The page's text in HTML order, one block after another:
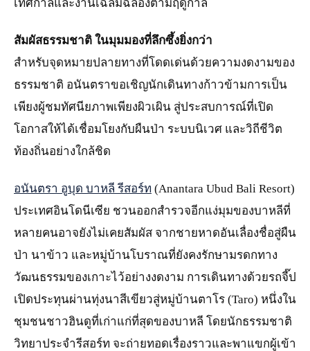
เทศกาลและงานเฉลิมฉลองตามฤดูกาล
สัมผัสธรรมชาติ ในมุมมองที่ลึกซึ้งยิ่งกว่า
สำหรับจุดหมายปลายทางที่โดดเด่นด้วยความงดงามของ
ธรรมชาติ อนันตราขอเชิญนักเดินทางก้าวข้ามการเป็น
เพียงผู้ชมทัศนียภาพเพียงผิวเผิน สู่ประสบการณ์ที่เปิด
โอกาสให้ได้เชื่อมโยงกับผืนป่า ระบบนิเวศ และวิถีชีวิต
ท้องถิ่นอย่างใกล้ชิด
อนันตรา อูบุด บาหลี รีสอร์ท (Anantara Ubud Bali Resort)
ประเทศอินโดนีเซีย ชวนออกสำรวจอีกแง่มุมของบาหลีที่
หลายคนอาจยังไม่เคยสัมผัส จากชายหาดอันเลื่องชื่อสู่ผืน
ป่า นาข้าว และหมู่บ้านโบราณที่ยังคงรักษามรดกทาง
วัฒนธรรมของเกาะไว้อย่างงดงาม การเดินทางด้วยรถจี๊ป
เปิดประทุนผ่านทุ่งนาสีเขียวสู่หมู่บ้านตาโร (Taro) หนึ่งใน
ชุมชนชาวฮินดูที่เก่าแก่ที่สุดของบาหลี โดยนักธรรมชาติ
วิทยาประจำรีสอร์ท จะถ่ายทอดเรื่องราวและพาแขกผู้เข้า